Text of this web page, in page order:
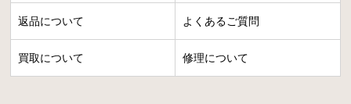
返品について よくあるご質問
買取について 修理について